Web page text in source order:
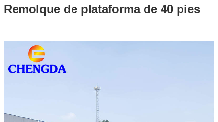
Remolque de plataforma de 40 pies